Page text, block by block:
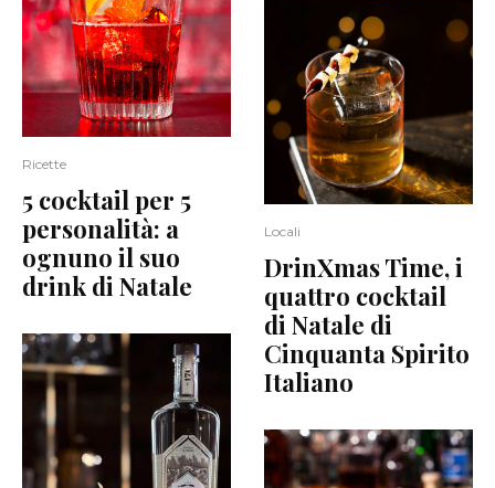
Ricette
5 cocktail per 5
personalità: a
ognuno il suo
drink di Natale
Locali
DrinXmas Time, i
quattro cocktail
di Natale di
Cinquanta Spirito
Italiano